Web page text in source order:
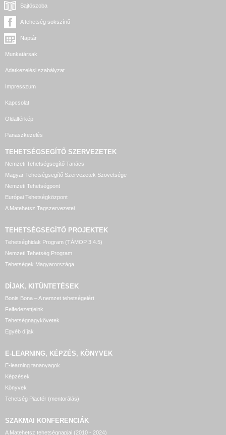
Sajtószoba
A tehetség sokszínű
Naptár
Munkatársak
Adatkezelési szabályzat
Impresszum
Kapcsolat
Oldaltérkép
Panaszkezelés
TEHETSÉGSEGÍTŐ SZERVEZETEK
Nemzeti Tehetségsegítő Tanács
Magyar Tehetségsegítő Szervezetek Szövetsége
Nemzeti Tehetségpont
Európai Tehetségközpont
A Matehetsz Tagszervezetei
TEHETSÉGSEGÍTŐ PROJEKTEK
Tehetséghidak Program (TÁMOP 3.4.5)
Nemzeti Tehetség Program
Tehetségek Magyarországa
DÍJAK, KITÜNTETÉSEK
Bonis Bona – A nemzet tehetségeiért
Felfedezettjeink
Tehetségnagykövetek
Egyéb díjak
E-LEARNING, KÉPZÉS, KÖNYVEK
E-learning tananyagok
Képzések
Könyvek
Tehetség Piactér (mentorálás)
SZAKMAI KONFERENCIÁK
A Matehetsz tehetségnapjai (2010 - 2024)